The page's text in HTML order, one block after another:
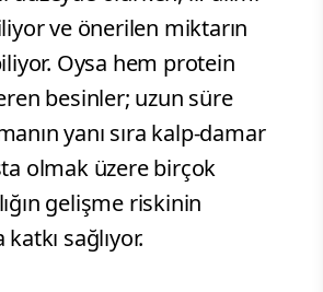
ve önerilen miktarın
Oysa hem protein
besinler; uzun süre
yanı sıra kalp-damar
olmak üzere birçok
gelişme riskinin
katkı sağlıyor.